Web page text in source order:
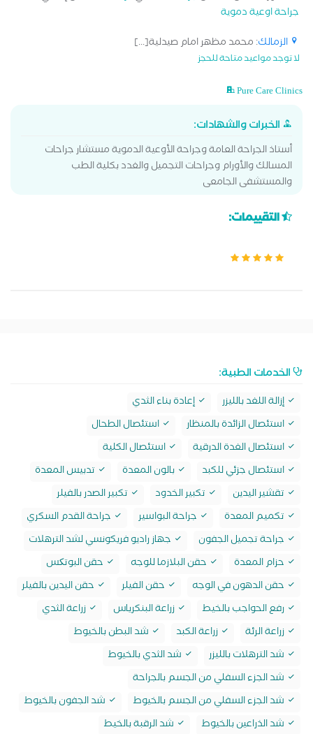
جراحة اوعية دموية
الزمالك: محمد مظهر امام صيدلية[...]
لا توجد مواعيد متاحة للحجز
Pure Care Clinics
الخبرات والشهادات:
‎أستاذ الجراحة العامة وجراحة الأوعية الدموية مستشار جراحات
المسالك والأورام وجراحات التجميل والغدد بكلية الطب
والمستشفى الجامعى
التقييمات:
الخدمات الطبية:
إزالة اللغد بالليزر
إعادة بناء الثدي
استئصال الزائدة بالمنظار
استئصال الطحال
استئصال الغدة الدرقية
استئصال الكلية
استئصال جزئي للكبد
بالون المعدة
تدبيس المعدة
تقشير اليدين
تكبير الخدود
تكبير الصدر بالفيلر
تكميم المعدة
جراحة البواسير
جراحة القدم السكري
جراحة تجميل الجفون
جهاز راديو فريكونسي لشد الترهلات
حزام المعدة
حقن البلازما للوجه
حقن البوتکس
حقن الدهون في الوجه
حقن الفيلر
حقن اليدين بالفيلر
رفع الحواجب بالخيط
زراعة البنكرياس
زراعة الثدي
زراعة الرئة
زراعة الكبد
شد البطن بالخيوط
شد الترهلات بالليزر
شد الثدي بالخيوط
شد الجزء السفلي من الجسم بالجراحة
شد الجزء السفلي من الجسم بالخيوط
شد الجفون بالخيوط
شد الذراعين بالخيوط
شد الرقبة بالخيط